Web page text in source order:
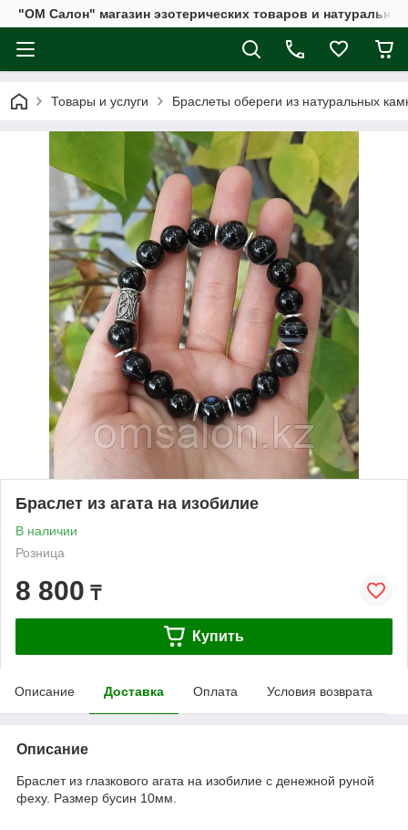
"ОМ Салон" магазин эзотерических товаров и
Товары и услуги Браслеты обереги из натуральных
Браслет из агата на изобилие
В наличии
Розница
8 800 ₸
Купить
Описание Доставка Оплата Условия возврата
Описание
Браслет из глазкового агата на изобилие с денежной руной
феху. Размер бусин 10мм.